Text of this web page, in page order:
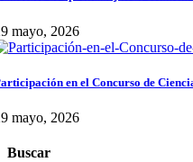
mayo, 2026
en el Concurso de
mayo, 2026
Buscar